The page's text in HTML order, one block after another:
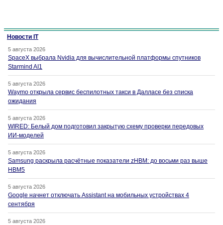
Новости IT
5 августа 2026
SpaceX выбрала Nvidia для вычислительной платформы спутников
Starmind AI1
5 августа 2026
Waymo открыла сервис беспилотных такси в Далласе без списка
ожидания
5 августа 2026
WIRED: Белый дом подготовил закрытую схему проверки передовых
ИИ-моделей
5 августа 2026
Samsung раскрыла расчётные показатели zHBM: до восьми раз выше
HBM5
5 августа 2026
Google начнет отключать Assistant на мобильных устройствах 4
сентября
5 августа 2026